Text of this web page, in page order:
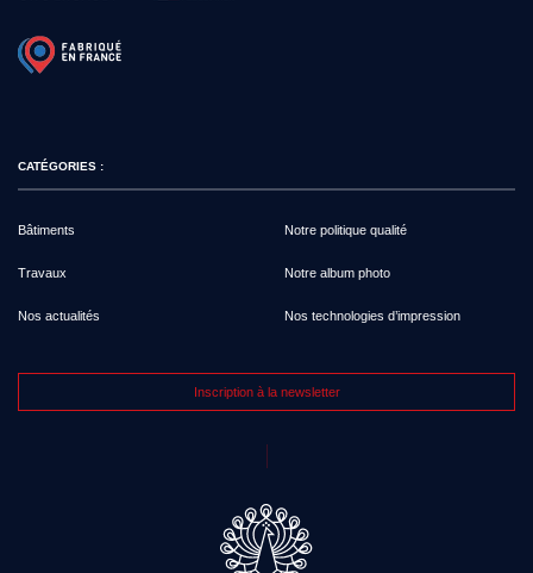
CATÉGORIES :
Bâtiments
Travaux
Nos actualités
Notre politique qualité
Notre album photo
Nos technologies d’impression
Inscription à la newsletter